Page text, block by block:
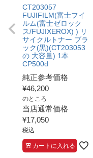
CT203057
FUJIFILM(富士フイ
ルム(富士ゼロック
ス/FUJIXEROX) ) リ
サイクルトナー ブラ
ック(黒)(CT203053
の 大容量) 1本
CP500d
純正参考価格
¥46,200
のところ
当店通常価格
¥17,050
税込
カートに入れる